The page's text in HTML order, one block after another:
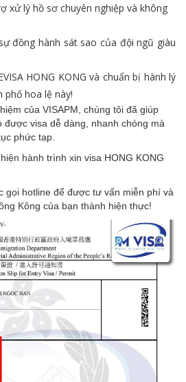
xử lý hồ sơ chuyên nghiệp và không
đồng hành sát sao của đội ngũ giàu
HONG KONG và chuẩn bị hành lý
phố hoa lệ này!
của VISAPM, chúng tôi đã giúp
được visa dễ dàng, nhanh chóng mà
phức tạp.
hành trình xin visa HONG KONG
gọi hotline để được tư vấn miễn phí và
Kông của bạn thành hiện thực!